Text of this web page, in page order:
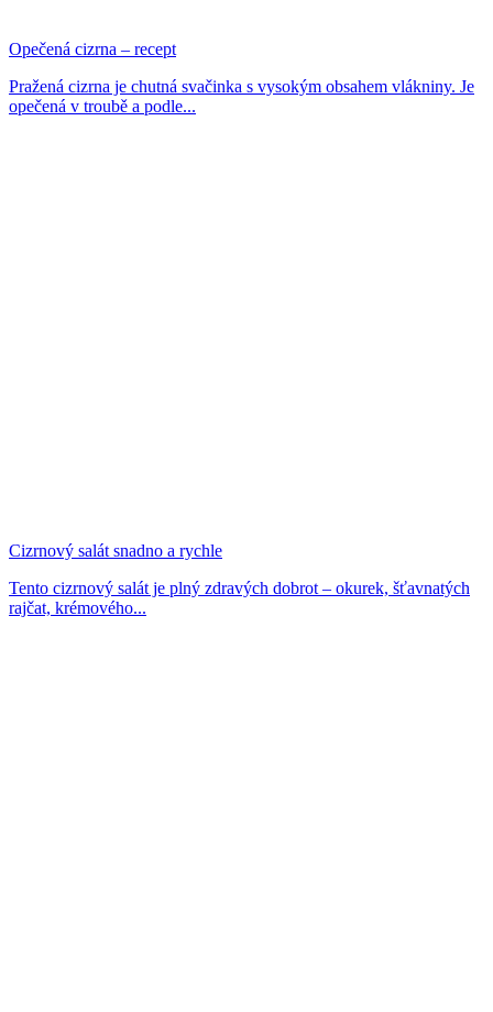
Opečená cizrna – recept
Pražená cizrna je chutná svačinka s vysokým obsahem vlákniny. Je
opečená v troubě a podle...
Cizrnový salát snadno a rychle
Tento cizrnový salát je plný zdravých dobrot – okurek, šťavnatých
rajčat, krémového...